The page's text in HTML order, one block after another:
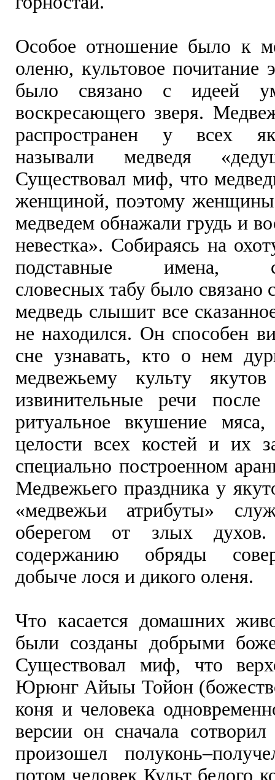
Особое отношение было к
оленю, культовое почитание
было связано с идеей
воскресающего зверя.
распространен у всех
называли медведя
Существовал миф, что
женщиной, поэтому женщины
медведем обнажали грудь и
невестка». Собираясь на
подставные имена,
словесных табу было связано
медведь слышит все
не находился. Он способен
сне узнавать, кто о нем
медвежьему культу
извинительные речи после
ритуальное вкушение
целости всех костей и их
специально построенном
Медвежьего праздника у
«медвежьи атрибуты»
оберегом от злых
содержанию обряды
добыче лося и дикого оленя.
Что касается домашних
были созданы добрыми
Существовал миф, что
Юрюнг Айыы Тойон
коня и человека
версии он сначала
произошел
потом человек Культ белого